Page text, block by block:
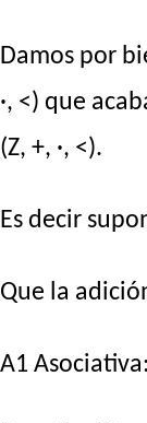
Damos por
·, <) que
(Z, +, ·, <).
Es decir
Que la
A1 Asociativa: